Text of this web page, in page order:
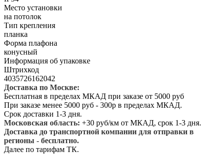
Место установки
на потолок
Тип крепления
планка
Форма плафона
конусный
Информация об упаковке
Штрихкод
4035726162042
Доставка по Москве:
Бесплатная в пределах МКАД при заказе от 5000 руб
При заказе менее 5000 руб - 300р в пределах МКАД.
Срок доставки 1-3 дня.
Московская область: +30 руб/км от МКАД, срок 1-3 дня.
Доставка до транспортной компании для отправки в
регионы - бесплатно.
Далее по тарифам ТК.